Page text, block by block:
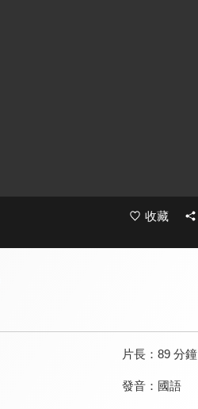
收藏
片長： 89 分鐘
發音： 國語